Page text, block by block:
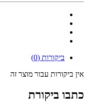
ביקורות (0)
אין ביקורות עבור מוצר זה
כתבו ביקורת